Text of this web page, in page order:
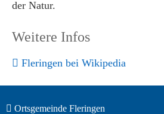
der Natur.
Weitere Infos
Fleringen bei Wikipedia
Ortsgemeinde Fleringen